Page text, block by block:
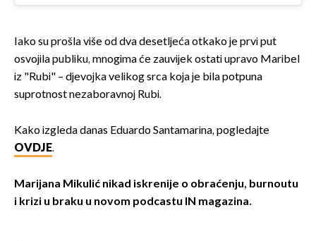
Iako su prošla više od dva desetljeća otkako je prvi put
osvojila publiku, mnogima će zauvijek ostati upravo Maribel
iz "Rubi" – djevojka velikog srca koja je bila potpuna
suprotnost nezaboravnoj Rubi.
Kako izgleda danas Eduardo Santamarina, pogledajte
OVDJE.
Marijana Mikulić nikad iskrenije o obraćenju, burnoutu
i krizi u braku u novom podcastu IN magazina.